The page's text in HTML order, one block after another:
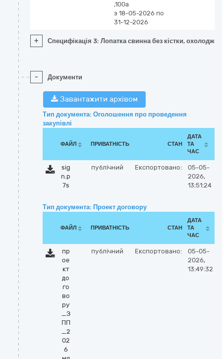
,100а
з 18-05-2026 по
31-12-2026
+ Специфікація 3: Лопатка свинна без кістки,
- Документи
Завантажити архівом
Тип документа: Оголошення про проведення
закупівлі
ФАЙЛ ПРИВАТНІСТЬ СТАН
ДАТА
ТА
ЧАС
sig
n.p
7s
публічний Експортовано:
05-05-
2026,
13:51:24
Тип документа: Проект договору
ФАЙЛ ПРИВАТНІСТЬ СТАН
ДАТА
ТА
ЧАС
пр
ое
кт
до
го
во
ру
_З
ПП
_2
02
6
публічний Експортовано:
05-05-
2026,
13:49:32